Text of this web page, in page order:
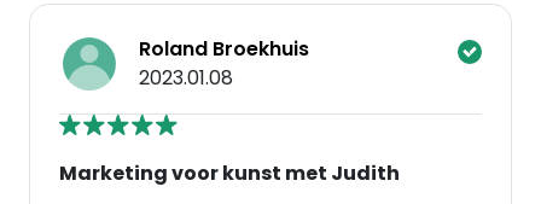
Roland Broekhuis
2023.01.08
Marketing voor kunst met Judith